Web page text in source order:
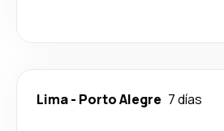
Lima- Porto Alegre 7 días